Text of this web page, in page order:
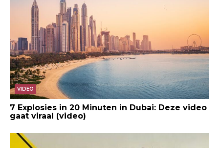
VIDEO
7 Explosies in 20 Minuten in Dubai: Deze video
gaat viraal (video)